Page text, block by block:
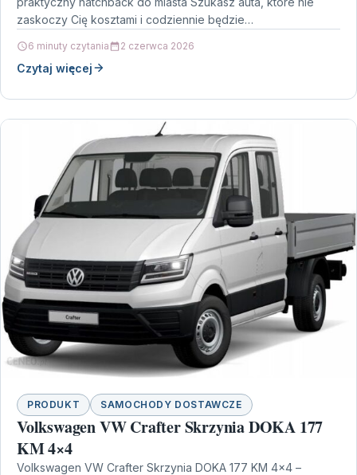
zaskoczy Cię kosztami i codziennie będzie…
6 minuty czytania 2 czerwca 2026
Czytaj więcej
PRODUKT SAMOCHODY DOSTAWCZE
Volkswagen VW Crafter Skrzynia DOKA 177
KM 4×4
Volkswagen VW Crafter Skrzynia DOKA 177 KM 4×4 –